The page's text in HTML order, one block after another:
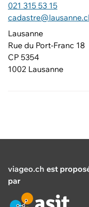
021 315 53 15
Lausanne
Rue du Port-Franc 18
CP 5354
1002 Lausanne
viageo.ch est
par